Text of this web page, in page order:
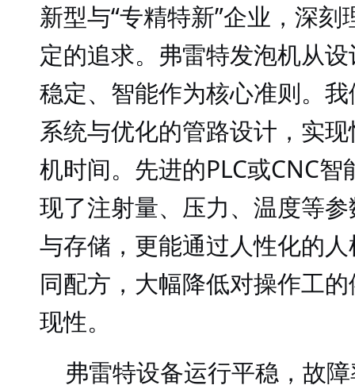
新型与“专精特新”企业，深
定的追求。弗雷特发泡机从
稳定、智能作为核心准则。
系统与优化的管路设计，实
机时间。先进的PLC或CNC
现了注射量、压力、温度等
与存储，更能通过人性化的
同配方，大幅降低对操作工
现性。
弗雷特设备运行平稳，故